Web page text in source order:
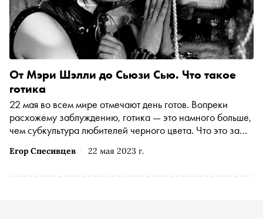
Егор Спесивцев 22 мая 2023 г.
От Мэри Шэлли до Сьюзи Сью. Что такое
готика
22 мая во всем мире отмечают день готов. Вопреки
расхожему заблуждению, готика — это намного больше,
чем субкультура любителей черного цвета. Что это за
кинематограф, музыку и моду — в материале «Сноба»